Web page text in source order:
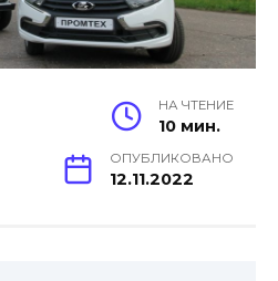
НА ЧТЕНИЕ
10 мин.
ОПУБЛИКОВАНО
12.11.2022